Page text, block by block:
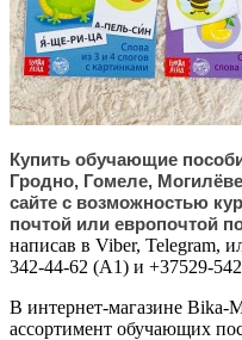
Купить обучающие
Гродно, Гомеле,
сайте с возможностью
почтой или европочтой
написав в Viber, Telegram,
342-44-62 (А1) и +37529-
В интернет-магазине Bika-
ассортимент обучающих